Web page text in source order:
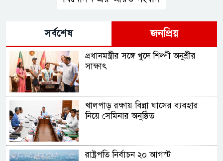
সর্বশেষ জনপ্রিয়
প্রধানমন্ত্রীর সঙ্গে খুদে শিল্পী অনুশ্রীর
সাক্ষাৎ
খালপাড় রক্ষায় বিন্না ঘাসের ব্যবহার
নিয়ে সেমিনার অনুষ্ঠিত
রাষ্ট্রপতি নির্বাচন ২০ আগস্ট